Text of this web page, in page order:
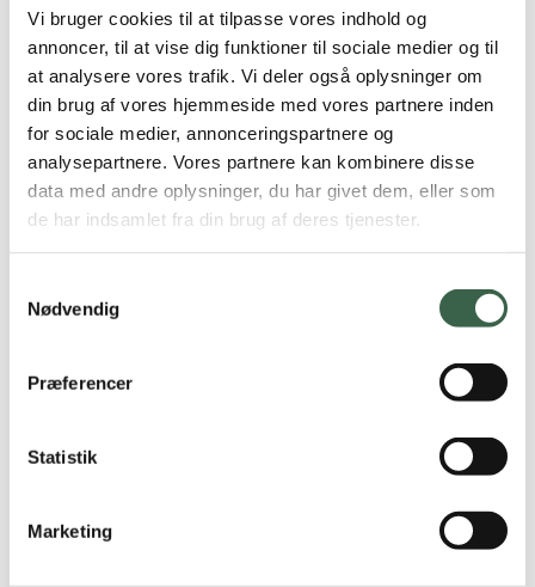
Vi bruger cookies til at tilpasse vores indhold og
annoncer, til at vise dig funktioner til sociale medier og til
at analysere vores trafik. Vi deler også oplysninger om
din brug af vores hjemmeside med vores partnere inden
for sociale medier, annonceringspartnere og
analysepartnere. Vores partnere kan kombinere disse
data med andre oplysninger, du har givet dem, eller som
de har indsamlet fra din brug af deres tjenester.
Nødvendig
Præferencer
Statistik
Marketing
sherrytomat (20 g)
1 portion råkost (65 g gulerod, 35 g
hvidkål, 15 g olie/eddikedressing)
1 glas minimælk (150 ml)
Eftermiddag
2 stk. fuldkornsknækbrød (24 g)
energi
Edamame (soja) bønner, friske (60 g)